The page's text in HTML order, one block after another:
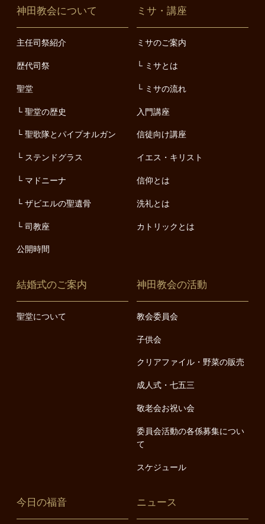
神田教会について
主任司祭紹介
歴代司祭
聖堂
聖堂の歴史
聖歌隊とパイプオルガン
ステンドグラス
マドニーナ
ザビエルの聖遺骨
司教座
公開時間
ミサ・講座
ミサのご案内
ミサとは
ミサの流れ
入門講座
信徒向け講座
イエス・キリスト
信仰とは
洗礼とは
カトリックとは
結婚式のご案内
聖堂について
神田教会の活動
教会委員会
子供会
クリアファイル・野菜の販売
成人式・七五三
敬老会お祝い会
委員会活動の各係募集につい
て
スケジュール
今日の福音 ニュース